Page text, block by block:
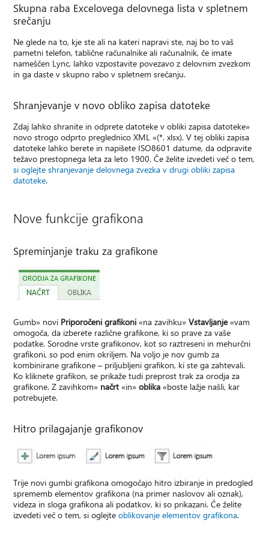
Skupna raba Excelovega delovnega lista v spletnem
srečanju
Ne glede na to, kje ste ali na kateri napravi ste, naj bo to vaš
pametni telefon, tablične računalnike ali računalnik, če imate
nameščen Lync, lahko vzpostavite povezavo z delovnim zvezkom
in ga daste v skupno rabo v spletnem srečanju.
Shranjevanje v novo obliko zapisa datoteke
Zdaj lahko shranite in odprete datoteke v obliki zapisa datoteke»
novo strogo odprto preglednico XML «(*. xlsx). V tej obliki zapisa
datoteke lahko berete in napišete ISO8601 datume, da odpravite
težavo prestopnega leta za leto 1900. Če želite izvedeti več o tem,
si oglejte shranjevanje delovnega zvezka v drugi obliki zapisa
datoteke.
Nove funkcije grafikona
Spreminjanje traku za grafikone
Gumb» novi Priporočeni grafikoni «na zavihku»Vstavljanje«vam
omogoča, da izberete različne grafikone, ki so prave za vaše
podatke. Sorodne vrste grafikonov, kot so raztreseni in mehurčni
grafikoni, so pod enim okriljem. Na voljo je nov gumb za
kombinirane grafikone – priljubljeni grafikon, ki ste ga zahtevali.
Ko kliknete grafikon, se prikaže tudi preprost trak za orodja za
grafikone. Z zavihkom» načrt «in»oblika «boste lažje našli, kar
potrebujete.
Hitro prilagajanje grafikonov
Trije novi gumbi grafikona omogočajo hitro izbiranje in predogled
sprememb elementov grafikona (na primer naslovov ali oznak),
videza in sloga grafikona ali podatkov, ki so prikazani. Če želite
izvedeti več o tem, si oglejteoblikovanje elementov grafikona.